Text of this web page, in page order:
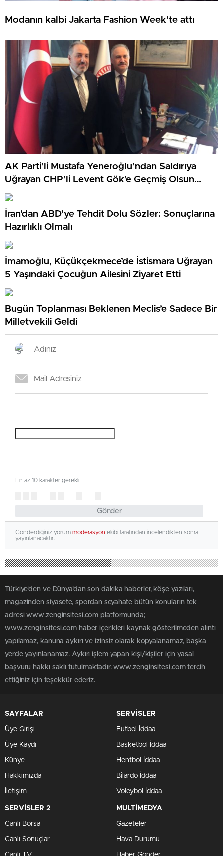
Modanın kalbi Jakarta Fashion Week’te attı
AK Parti’li Mustafa Yeneroğlu’ndan Saldırıya
Uğrayan CHP’li Levent Gök’e Geçmiş Olsun
Ziyareti
İran’dan ABD’ye Tehdit Dolu Sözler: Sonuçlarına
Hazırlıklı Olmalı
İmamoğlu, Küçükçekmece’de İstismara Uğrayan
5 Yaşındaki Çocuğun Ailesini Ziyaret Etti
Bugün Toplanması Beklenen Meclis’e Sadece Bir
Milletvekili Geldi
Gönder
En az 10 karakter gerekli
Gönderdiğiniz yorum moderasyon ekibi tarafından incelendikten sonra
yayınlanacaktır.
Türkiye'den ve Dünya’dan son dakika haberler, köşe yazıları,
magazinden siyasete, spordan seyahate bütün konuların tek
adresi www.zenginsitesi.com platformunda;
www.zenginsitesi.com haber içerikleri kaynak gösterilmeden alıntı
yapılamaz, kanuna aykırı ve izinsiz olarak kopyalanamaz, başka
yerde yayınlanamaz. Aykırı işlem yapan kişi/kişiler için yasal
başvuru hakkı saklı tutulmaktadır. www.zenginsitesi.com tercih
ettiğiniz için teşekkür ederiz.
SAYFALAR
Üye Girişi
Üye Kaydı
Künye
Hakkımızda
İletişim
SERVİSLER
Futbol İddaa
Basketbol İddaa
Hentbol İddaa
Bilardo İddaa
Voleybol İddaa
SERVİSLER 2
Canlı Borsa
Canlı Sonuçlar
MULTİMEDYA
Gazeteler
Hava Durumu